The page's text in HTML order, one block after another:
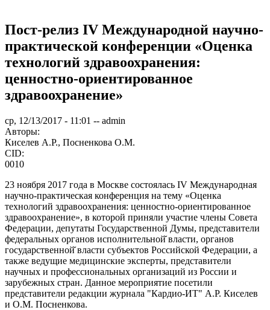
Пост-релиз IV Международной научно-
практической конференции «Оценка
технологий здравоохранения:
ценностно-ориентированное
здравоохранение»
ср, 12/13/2017 - 11:01 -- admin
Авторы:
Киселев А.Р., Посненкова О.М.
CID:
0010
23 ноября 2017 года в Москве состоялась IV Международная
научно-практическая конференция на тему «Оценка
технологий здравоохранения: ценностно-ориентированное
здравоохранение», в которой приняли участие члены Совета
Федерации, депутаты Государственной Думы, представители
федеральных органов исполнительной̆ власти, органов
государственной̆ власти субъектов Российской Федерации, а
также ведущие медицинские эксперты, представители
научных и профессиональных организаций из России и
зарубежных стран. Данное мероприятие посетили
представители редакции журнала "Кардио-ИТ" А.Р. Киселев
и О.М. Посненкова.